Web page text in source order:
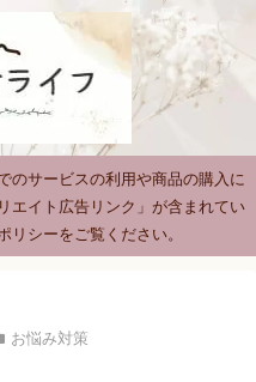
のサービスの利用や商品の購入に
エイト広告リンク」が含まれてい
リシーをご覧ください。
お悩み対策